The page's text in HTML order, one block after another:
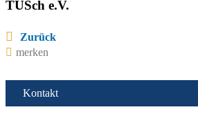
TUSch e.V.
Zurück
merken
Kontakt